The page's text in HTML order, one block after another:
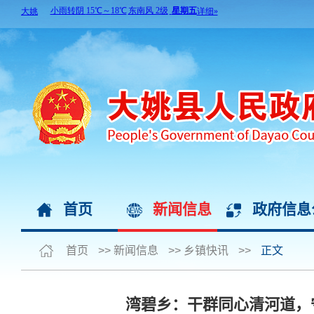
首页 新闻信息 政府信
首页 >> 新闻信息 >> 乡镇快讯 >> 正文
湾碧乡：干群同心清河道